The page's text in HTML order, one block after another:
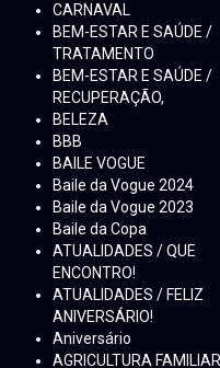
CARNAVAL
BEM-ESTAR E SAÚDE /
TRATAMENTO
BEM-ESTAR E SAÚDE /
RECUPERAÇÃO,
BELEZA
BBB
BAILE VOGUE
Baile da Vogue 2024
Baile da Vogue 2023
Baile da Copa
ATUALIDADES / QUE
ENCONTRO!
ATUALIDADES / FELIZ
ANIVERSÁRIO!
Aniversário
AGRICULTURA FAMILIAR